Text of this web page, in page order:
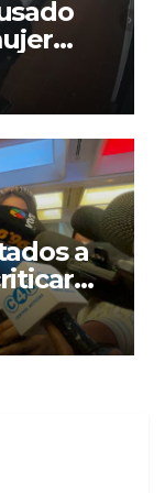
en
a
vial